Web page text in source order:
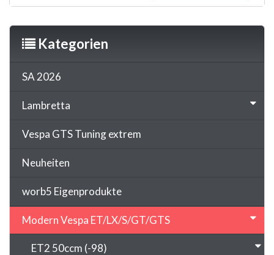
Kategorien
SA 2026
Lambretta
Vespa GTS Tuning extrem
Neuheiten
worb5 Eigenprodukte
Modern Vespa ET/LX/S/GT/GTS
ET2 50ccm (-98)